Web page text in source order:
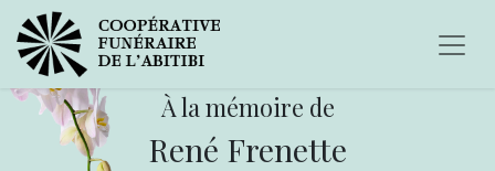
À la mémoire de
René Frenette